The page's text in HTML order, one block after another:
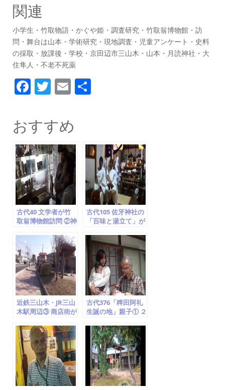
関連
小学生・竹取物語・かぐや姫・調査研究・竹取翁博物館・訪
問・舞台は山本・学術研究・現地調査・児童アンケート・史料
の採取・放課後・学校・京田辺市三山木・山本・月読神社・大
住隼人・不老不死薬
F
c
e
b
o
o
k
T
itt
er
E
ai
l
おすすめ
古代40 文学者が竹
取翁博物館訪問 ②神
人、月読神社と月読
命
古代105 佐牙神社の
「百味と湯立て」が
辺市の無形民俗文化
財)
近鉄三山木・JR三山
木駅周辺③ 商店街が
学の学生の街となっ
た
古代376「稗田阿礼
生誕の地」親子① ２
授かった」 (竹取翁
博物館)2014.5.8